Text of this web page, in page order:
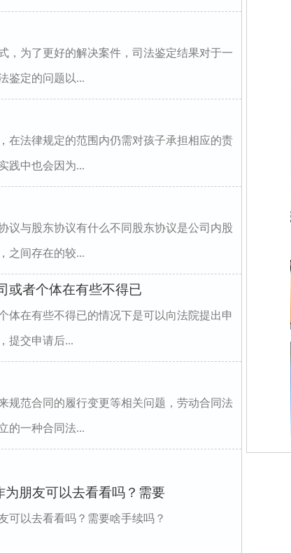
，为了更好的解决案件，司法鉴定结果对于一
鉴定的问题以...
在法律规定的范围内仍需对孩子承担相应的责
践中也会因为...
议与股东协议有什么不同股东协议是公司内股
之间存在的较...
或者个体在有些不得已
体在有些不得已的情况下是可以向法院提出申
提交申请后...
规范合同的履行变更等相关问题，劳动合同法
的一种合同法...
朋友可以去看看吗？需要
可以去看看吗？需要啥手续吗？
响堂村